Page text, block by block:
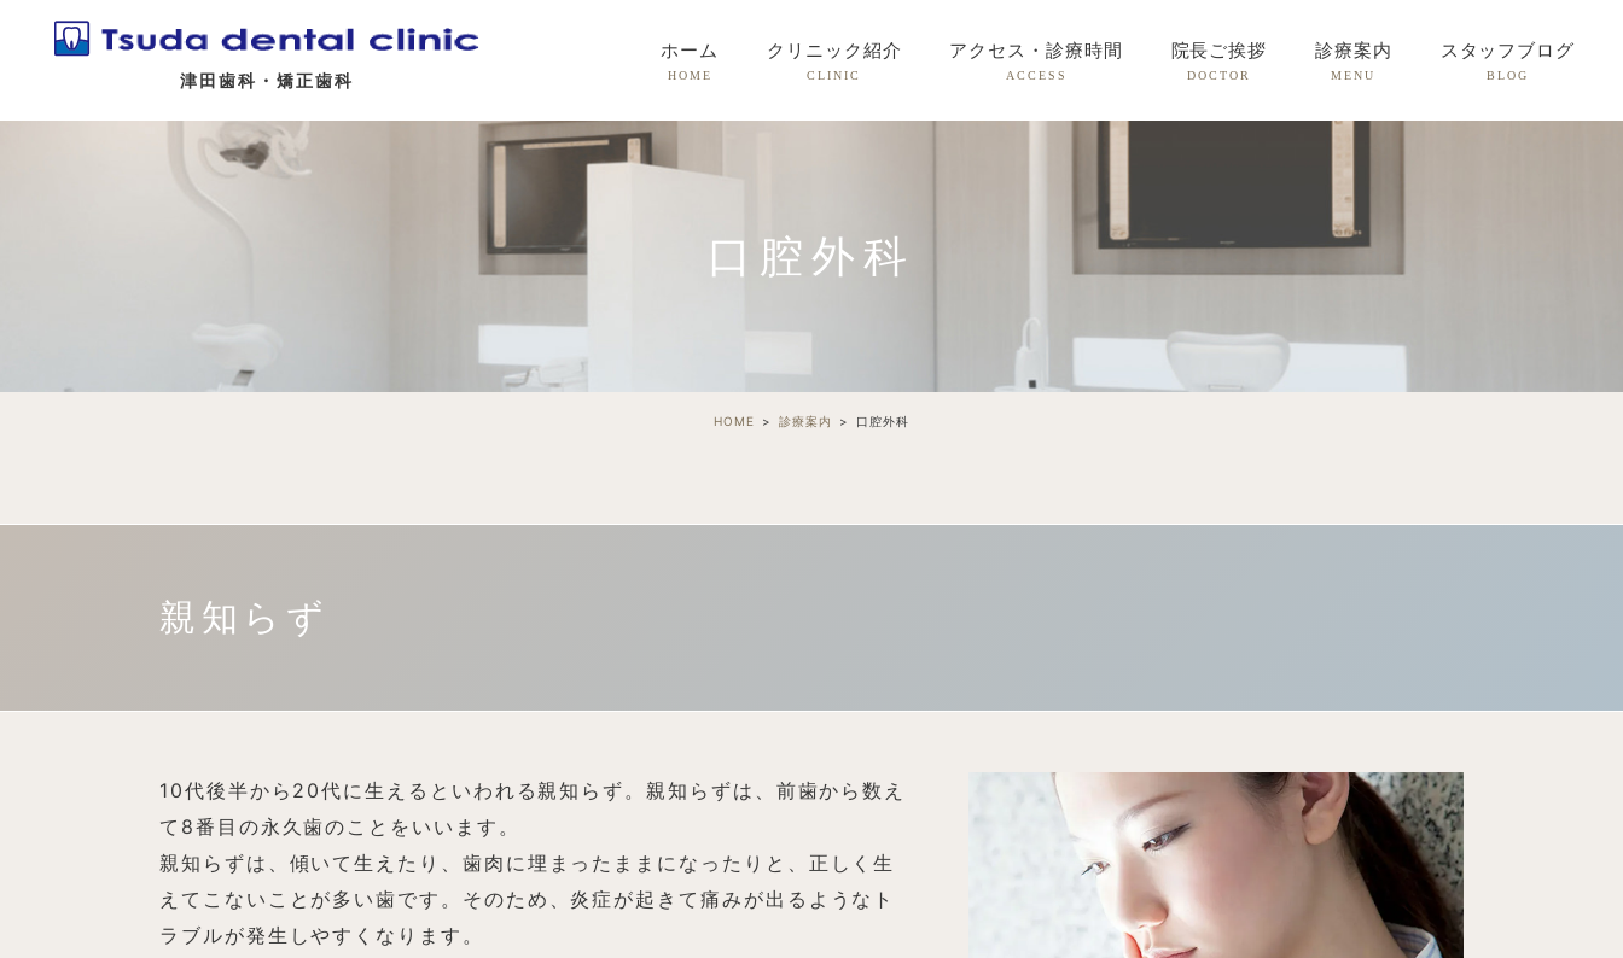
津田歯科・矯正歯科
ホーム
HOME
クリニック紹介
CLINIC
アクセス・診療時間
ACCESS
院長ご挨拶
DOCTOR
診療案内
MENU
スタッフブログ
BLOG
口腔外科
HOME 診療案内 口腔外科
親知らず
10代後半から20代に生えるといわれる親知らず。親知らずは、前歯から数え
て8番目の永久歯のことをいいます。
親知らずは、傾いて生えたり、歯肉に埋まったままになったりと、正しく生
えてこないことが多い歯です。そのため、炎症が起きて痛みが出るようなト
ラブルが発生しやすくなります。